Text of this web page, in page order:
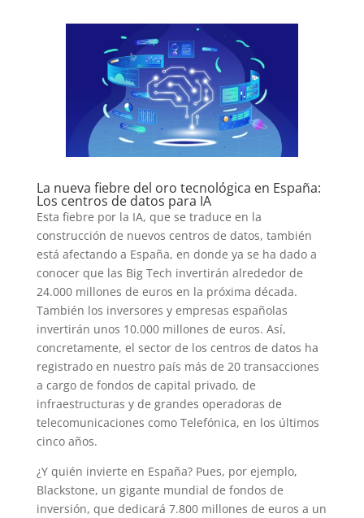
La nueva fiebre del oro tecnológica en España:
Los centros de datos para IA
Esta fiebre por la IA, que se traduce en la
construcción de nuevos centros de datos, también
está afectando a España, en donde ya se ha dado a
conocer que las Big Tech invertirán alrededor de
24.000 millones de euros en la próxima década.
También los inversores y empresas españolas
invertirán unos 10.000 millones de euros. Así,
concretamente, el sector de los centros de datos ha
registrado en nuestro país más de 20 transacciones
a cargo de fondos de capital privado, de
infraestructuras y de grandes operadoras de
telecomunicaciones como Telefónica, en los últimos
cinco años.
¿Y quién invierte en España? Pues, por ejemplo,
Blackstone, un gigante mundial de fondos de
inversión, que dedicará 7.800 millones de euros a un